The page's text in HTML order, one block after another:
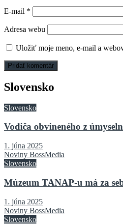
E-mail *
Adresa webu
Uložiť moje meno, e-mail a
Slovensko
Slovensko
Vodiča obvineného z
1. júna 2025
Noviny BossMedia
Slovensko
Múzeum TANAP-u má za
1. júna 2025
Noviny BossMedia
Slovensko